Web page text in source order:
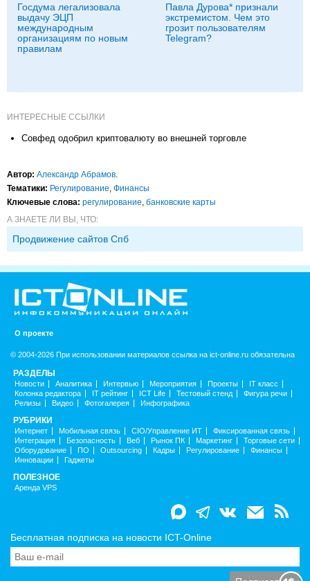
Госдума легализовала
выдачу ЭЦП
международным
организациям по новым
правилам
Павла Дурова* признали
экстремистом. Чем это
грозит пользователям
Telegram?
ИНТЕРЕСНЫЕ ССЫЛКИ
Совфед одобрил криптовалюту во внешней торговле
Автор: Александр Абрамов.
Тематики: Регулирование, Финансы
Ключевые слова: регулирование, банковские карты
А ЗНАЕТЕ ЛИ ВЫ, ЧТО:
Продвижение сайтов Спб
О проекте
© 2004-2026 При использовании материалов ссылка на ict-online.ru обязательна
РАЗДЕЛЫ
Новости Аналитика Интервью Мероприятия Проекты
IT класс
Колонка редактора
IT рейтинг ICT Life Тестовый стенд
Фигура речи
Релизы
Видео Фотогалерея Инфографика
РУБРИКИ
Интернет Мобильная связь CIO/Управление ИТ
Фиксированная связь
Интеграция
Безопасность Веб Рынок ПК Маркетинг
Торговые сети
Оборудование
ПО Outsourcing Кадры Регулирование
Финансы
Инновации
Гаджеты
ПОЛЕЗНОЕ
Аренда VPS
Бесплатная подписка на новости ICT-Online